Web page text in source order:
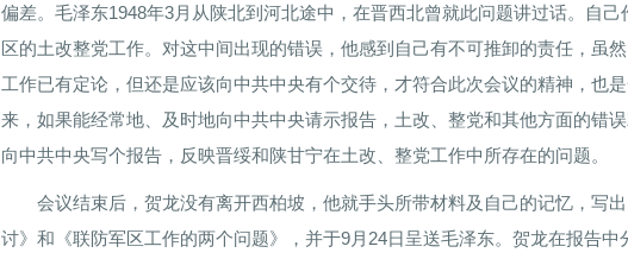
偏差。毛泽东1948年3月从陕北到河北途中，在晋西北曾就此问题讲过话。自
区的土改整党工作。对这中间出现的错误，他感到自己有不可推卸的责任，虽
工作已有定论，但还是应该向中共中央有个交待，才符合此次会议的精神，也
来，如果能经常地、及时地向中共中央请示报告，土改、整党和其他方面的错
向中共中央写个报告，反映晋绥和陕甘宁在土改、整党工作中所存在的问题。
会议结束后，贺龙没有离开西柏坡，他就手头所带材料及自己的记忆，写
讨》和《联防军区工作的两个问题》，并于9月24日呈送毛泽东。贺龙在报告